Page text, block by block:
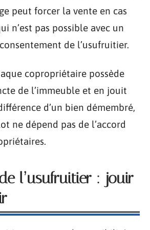
peut forcer la vente en cas
n’est pas possible avec un
de l’usufruitier.
copropriétaire possède
de l’immeuble et en jouit
d’un bien démembré,
ne dépend pas de l’accord
l’usufruitier : jouir